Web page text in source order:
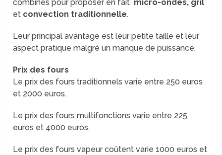
combinés pour proposer en fait micro-ondes, gril
et convection traditionnelle.
Leur principal avantage est leur petite taille et leur
aspect pratique malgré un manque de puissance.
Prix des fours
Le prix des fours traditionnels varie entre 250 euros
et 2000 euros.
Le prix des fours multifonctions varie entre 225
euros et 4000 euros.
Le prix des fours vapeur coûtent varie 1000 euros et